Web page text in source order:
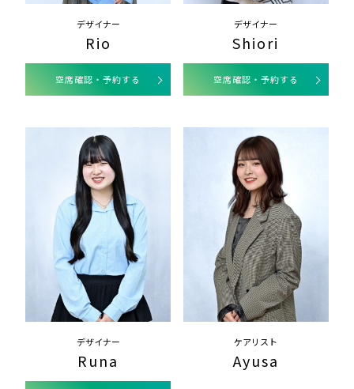
デザイナー
Rio
空席確認・予約する
デザイナー
Shiori
空席確認・予約する
デザイナー
Runa
ケアリスト
Ayusa